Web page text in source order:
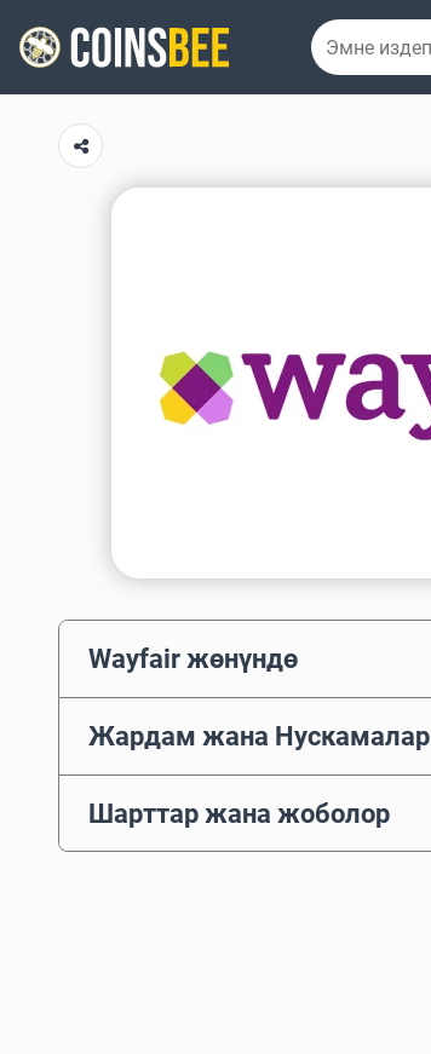
Wayfair жөнүндө
Жардам жана Нускамалар
Шарттар жана жоболор